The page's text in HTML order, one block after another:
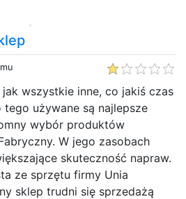
wszystkie inne, co jakiś czas
tego używane są najlepsze
wybór produktów
W jego zasobach
skuteczność napraw.
ze sprzętu firmy Unia
sklep trudni się sprzedażą